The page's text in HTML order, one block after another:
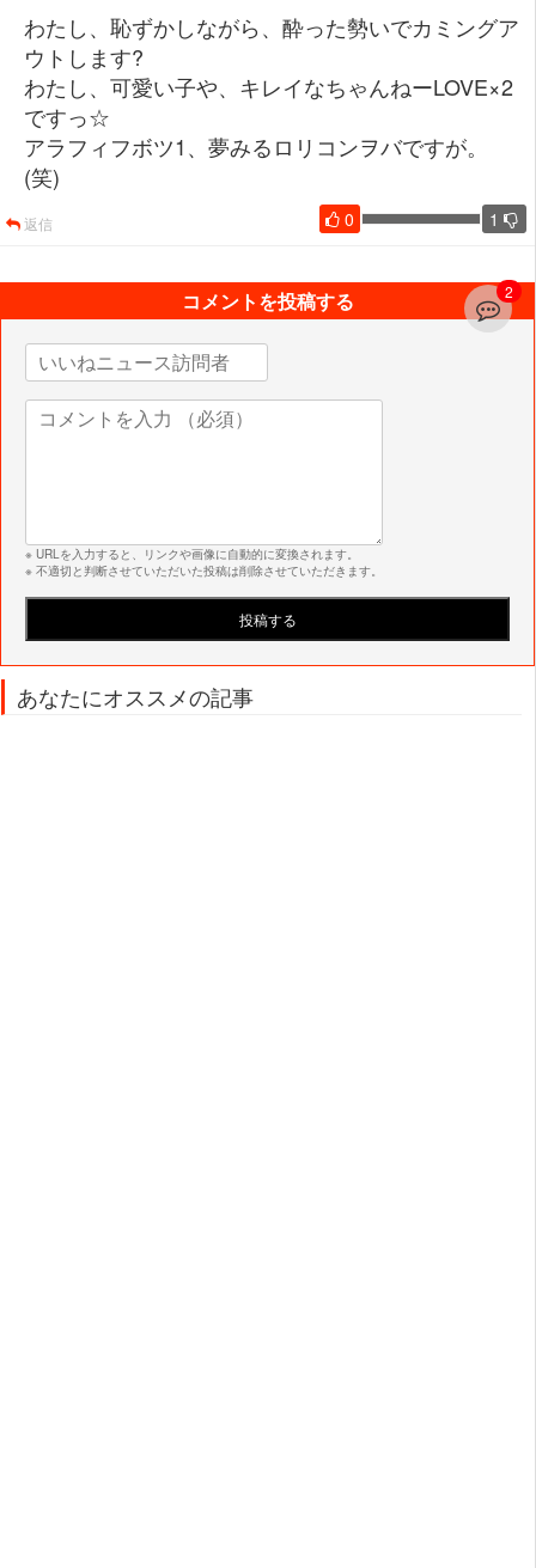
2
わたし、恥ずかしながら、酔った勢いでカミングア
ウトします?
わたし、可愛い子や、キレイなちゃんねーLOVE×2
ですっ☆
アラフィフボツ1、夢みるロリコンヲバですが。
(笑)
0 1
返信
コメントを投稿する
※ URLを入力すると、リンクや画像に自動的に変換されます。
※ 不適切と判断させていただいた投稿は削除させていただきます。
あなたにオススメの記事